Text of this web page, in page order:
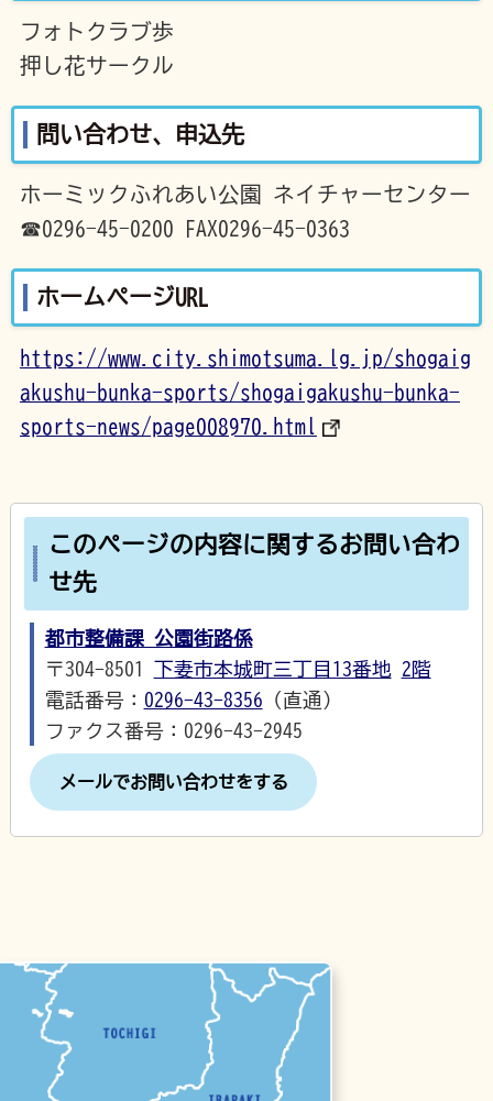
フォトクラブ歩
押し花サークル
問い合わせ、申込先
ホーミックふれあい公園 ネイチャーセンター
☎0296-45-0200 FAX0296-45-0363
ホームページURL
https://www.city.shimotsuma.lg.jp/shogaig
akushu-bunka-sports/shogaigakushu-bunka-
sports-news/page008970.html
このページの内容に関するお問い合わ
せ先
都市整備課 公園街路係
〒304-8501 下妻市本城町三丁目13番地 2階
電話番号： 0296-43-8356 （直通）
ファクス番号：0296-43-2945
メールでお問い合わせをする